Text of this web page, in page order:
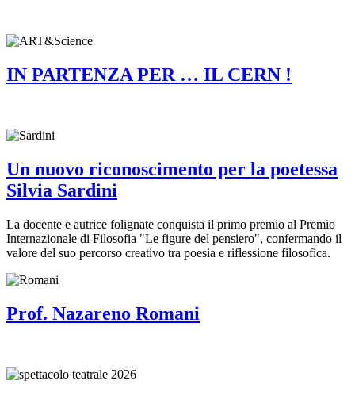
IN PARTENZA PER … IL CERN !
Un nuovo riconoscimento per la poetessa
Silvia Sardini
La docente e autrice folignate conquista il primo premio al Premio
Internazionale di Filosofia "Le figure del pensiero", confermando il
valore del suo percorso creativo tra poesia e riflessione filosofica.
Prof. Nazareno Romani